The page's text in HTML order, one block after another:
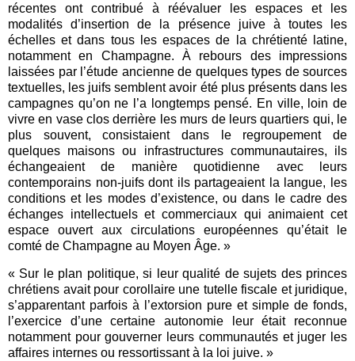
récentes ont contribué à réévaluer les espaces et les
modalités d’insertion de la présence juive à toutes les
échelles et dans tous les espaces de la chrétienté latine,
notamment en Champagne. À rebours des impressions
laissées par l ’étude ancienne de quelques types de sources
textuelles, les juifs semblent avoir été plus présents dans les
campagnes qu’on ne l ’a longtemps pensé. En ville, loin de
vivre en vase clos derrière les murs de leurs quartiers qui, le
plus souvent, consistaient dans le regroupement de
quelques maisons ou infrastructures communautaires, ils
échangeaient de manière quotidienne avec leurs
contemporains non-juifs dont ils partageaient la langue, les
conditions et les modes d’existence, ou dans le cadre des
échanges intellectuels et commerciaux qui animaient cet
espace ouvert aux circulations européennes qu’était le
comté de Champagne au Moyen Âge. »
« Sur le plan politique, si leur qualité de sujets des princes
chrétiens avait pour corollaire une tutelle fiscale et juridique,
s’apparentant parfois à l ’extorsion pure et simple de fonds,
’exercice d’une certaine autonomie leur était reconnue
notamment pour gouverner leurs communautés et juger les
affaires internes ou ressortissant à la loi juive. »